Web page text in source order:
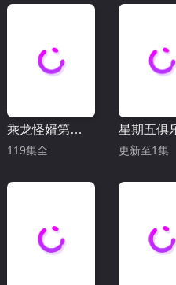
乘龙怪婿第二季
119集全 更新至1集